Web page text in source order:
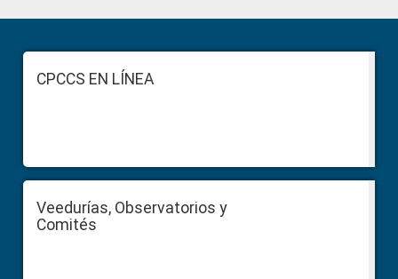
Sidebar
FooterCPCCS EN LÍNEA
Veedurías, Observatorios y
Comités